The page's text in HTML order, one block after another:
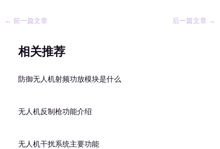
← 前一篇文章 后一篇文章 →
相关推荐
防御无人机射频功放模块是什么
无人机反制枪功能介绍
无人机干扰系统主要功能